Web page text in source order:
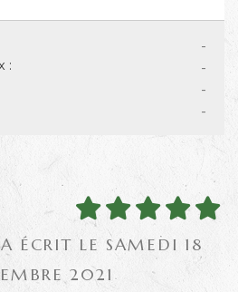
-
-
:
-
-
A ÉCRIT LE SAMEDI 18
2021